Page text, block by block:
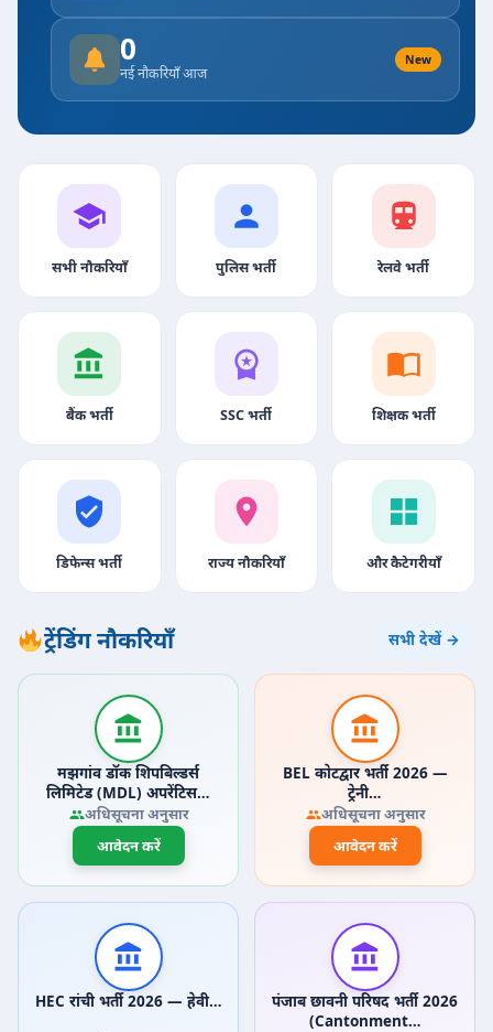
0
नई नौकरियाँ आज
New
सभी नौकरियाँ पुलिस भर्ती रेलवे भर्ती
बैंक भर्ती SSC भर्ती शिक्षक भर्ती
डिफेन्स भर्ती राज्य नौकरियाँ और कैटेगरीयाँ
ट्रेंडिंग नौकरियाँ सभी देखें →
मझगांव डॉक शिपबिल्डर्स
लिमिटेड (MDL) अपरेंटिस…
अधिसूचना अनुसार
आवेदन करें
BEL कोटद्वार भर्ती 2026 —
ट्रेनी…
अधिसूचना अनुसार
आवेदन करें
HEC रांची भर्ती 2026 — हेवी…
पंजाब छावनी परिषद भर्ती 2026
(Cantonment…